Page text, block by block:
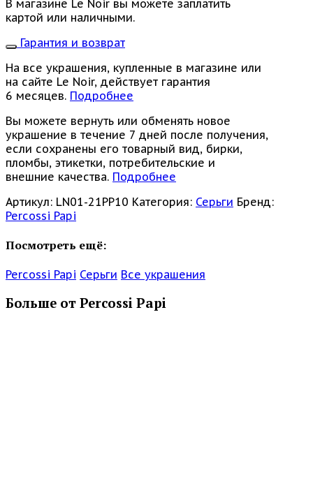
В магазине Le Noir вы можете заплатить
картой или наличными.
Гарантия и возврат
На все украшения, купленные в магазине или
на сайте Le Noir, действует гарантия
6 месяцев. Подробнее
Вы можете вернуть или обменять новое
украшение в течение 7 дней после получения,
если сохранены его товарный вид, бирки,
пломбы, этикетки, потребительские и
внешние качества. Подробнее
Артикул: LN01-21PP10 Категория: Серьги Бренд:
Percossi Papi
Посмотреть ещё:
Percossi Papi Серьги Все украшения
Больше от Percossi Papi